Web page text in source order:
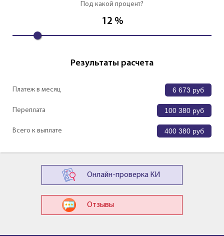
Под какой процент?
12 %
Результаты расчета
Платеж в месяц 6 673 руб
Переплата 100 380 руб
Всего к выплате 400 380 руб
Онлайн-проверка КИ
Отзывы